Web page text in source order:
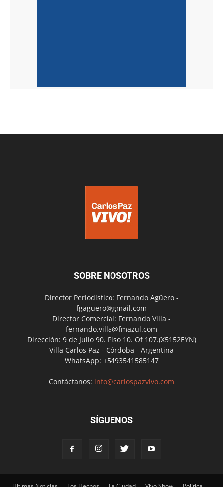
SOBRE NOSOTROS
Director Periodístico: Fernando Agüero -
fgaguero@gmail.com
Director Comercial: Fernando Villa -
fernando.villa@fmazul.com
Dirección: 9 de Julio 90. Piso 10. Of 107.(X5152EYN)
Villa Carlos Paz - Córdoba - Argentina
WhatsApp: +5493541585147
Contáctanos: info@carlospazvivo.com
SÍGUENOS